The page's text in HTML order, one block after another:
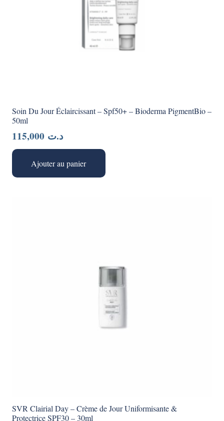
Soin Du Jour Éclaircissant – Spf50+ – Bioderma PigmentBio –
50ml
د.ت
Ajouter au panier
SVR Clairial Day – Crème de Jour Uniformisante &
Protectrice SPF30 – 30ml